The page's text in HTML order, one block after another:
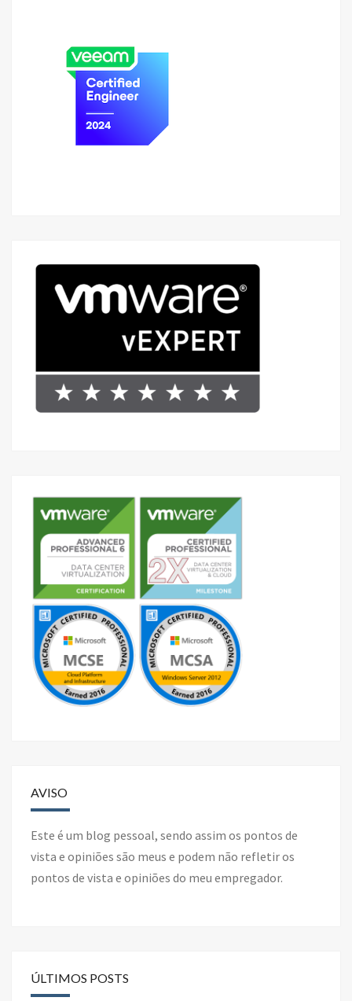
AVISO
Este é um blog pessoal, sendo assim os pontos de
vista e opiniões são meus e podem não refletir os
pontos de vista e opiniões do meu empregador.
ÚLTIMOS POSTS